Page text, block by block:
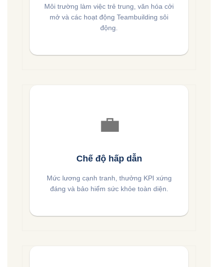
Môi trường làm việc trẻ trung, văn hóa cởi
mở và các hoạt động Teambuilding sôi
động.
💼
Chế độ hấp dẫn
Mức lương cạnh tranh, thưởng KPI xứng
đáng và bảo hiểm sức khỏe toàn diện.